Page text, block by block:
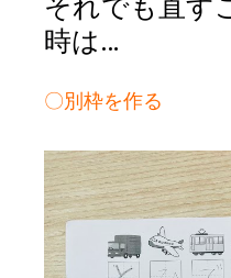
それでも直す
時は…
〇別枠を作る